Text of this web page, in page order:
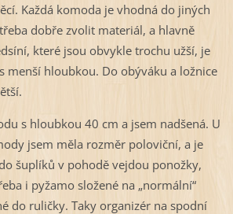
Každá komoda je vhodná do jiných
dobře zvolit materiál, a hlavně
které jsou obvykle trochu užší, je
menší hloubkou. Do obýváku a ložnice
s hloubkou 40 cm a jsem nadšená. U
jsem měla rozměr poloviční, a je
šuplíků v pohodě vejdou ponožky,
i pyžamo složené na „normální“
do ruličky. Taky organizér na spodní